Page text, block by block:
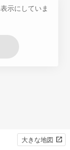
示にしていま
大きな地図